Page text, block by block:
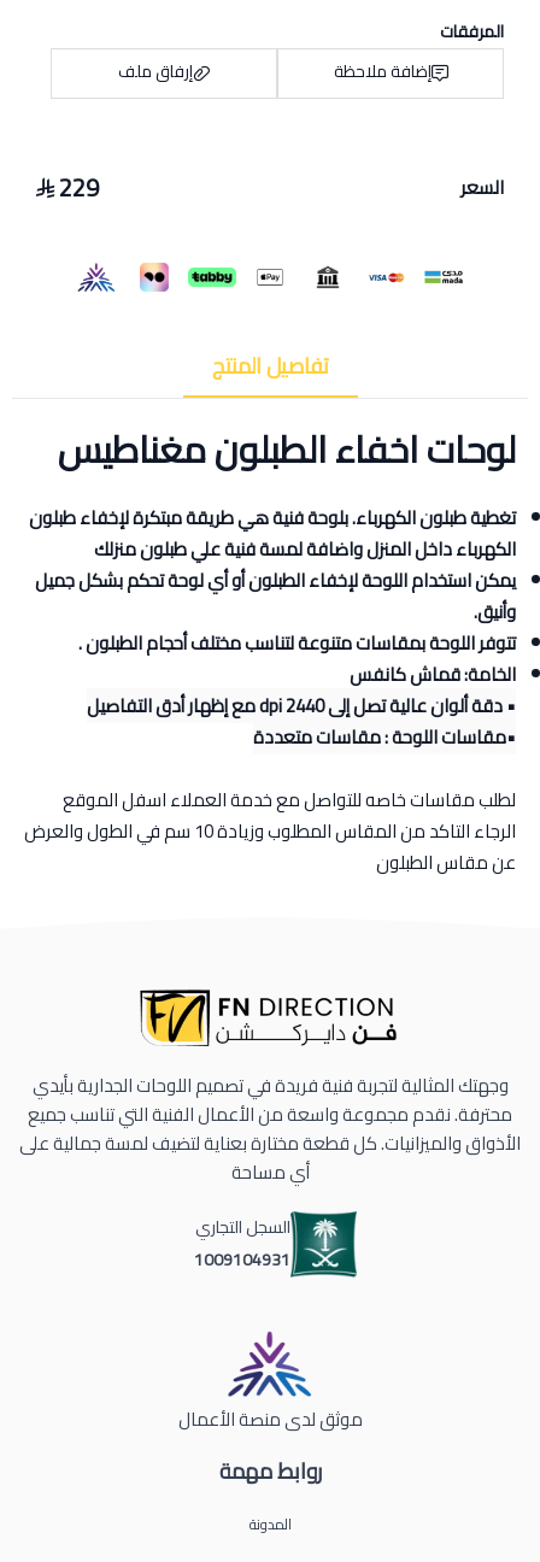
المرفقات
إضافة ملاحظة
إرفاق ملف
السعر 229
تفاصيل المنتج
لوحات اخفاء الطبلون مغناطيس
تغطية طبلون الكهرباء. بلوحة فنية هي طريقة مبتكرة لإخفاء طبلون
الكهرباء داخل المنزل واضافة لمسة فنية علي طبلون منزلك
يمكن استخدام اللوحة لإخفاء الطبلون أو أي لوحة تحكم بشكل جميل
وأنيق.
تتوفر اللوحة بمقاسات متنوعة لتناسب مختلف أحجام الطبلون .
الخامة: قماش كانفس
• دقة ألوان عالية تصل إلى 2440 dpi مع إظهار أدق التفاصيل
•مقاسات اللوحة : مقاسات متعددة
لطلب مقاسات خاصه للتواصل مع خدمة العملاء اسفل الموقع
الرجاء التاكد من المقاس المطلوب وزيادة 10 سم في الطول والعرض
عن مقاس الطبلون
روابط مهمة
المدونة
وجهتك المثالية لتجربة فنية فريدة في تصميم اللوحات الجدارية بأيدي
محترفة. نقدم مجموعة واسعة من الأعمال الفنية التي تناسب جميع
الأذواق والميزانيات. كل قطعة مختارة بعناية لتضيف لمسة جمالية على
أي مساحة
السجل التجاري
1009104931
موثق لدى منصة الأعمال